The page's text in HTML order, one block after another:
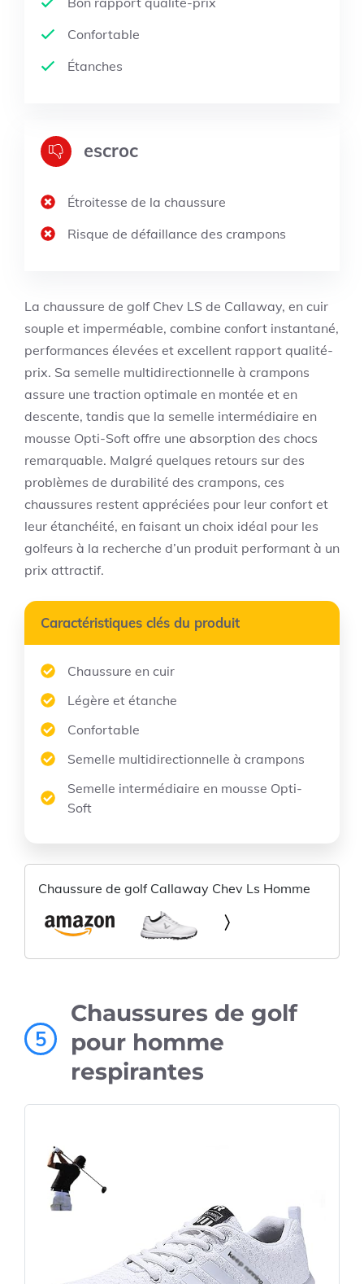
Confortable
Étanches
escroc
Étroitesse de la chaussure
Risque de défaillance des crampons
La chaussure de golf Chev LS de Callaway, en cuir
souple et imperméable, combine confort instantané,
performances élevées et excellent rapport qualité-
prix. Sa semelle multidirectionnelle à crampons
assure une traction optimale en montée et en
descente, tandis que la semelle intermédiaire en
mousse Opti-Soft offre une absorption des chocs
remarquable. Malgré quelques retours sur des
problèmes de durabilité des crampons, ces
chaussures restent appréciées pour leur confort et
leur étanchéité, en faisant un choix idéal pour les
golfeurs à la recherche d’un produit performant à un
prix attractif.
Caractéristiques clés du produit
Chaussure en cuir
Légère et étanche
Confortable
Semelle multidirectionnelle à crampons
Semelle intermédiaire en mousse Opti-
Soft
Chaussure de golf Callaway Chev Ls Homme
5
Chaussures de golf
pour homme
respirantes